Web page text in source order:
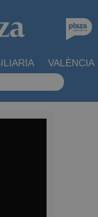
VALÈNCIA